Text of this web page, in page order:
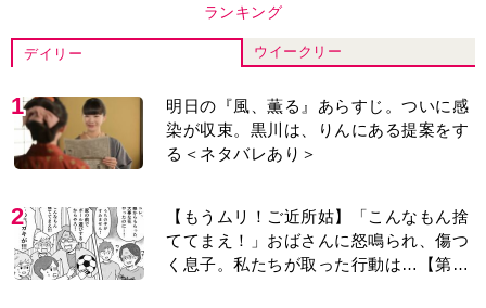
ランキング
デイリー ウイークリー
1
明日の『風、薫る』あらすじ。ついに感
染が収束。黒川は、りんにある提案をす
る＜ネタバレあり＞
2
【もうムリ！ご近所姑】「こんなもん捨
ててまえ！」おばさんに怒鳴られ、傷つ
く息子。私たちが取った行動は…【第3